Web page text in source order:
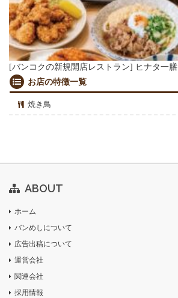
[バンコクの新規開店レストラン] ヒナタ一膳
お店の特徴一覧
焼き鳥
ABOUT
ホーム
バンめしについて
広告出稿について
運営会社
関連会社
採用情報